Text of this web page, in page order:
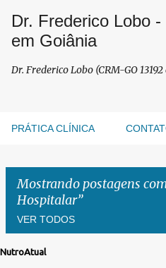
Pular para o
Dr. Frederico Lobo
em Goiânia
Dr. Frederico Lobo (CRM-GO 13192
PRÁTICA CLÍNICA
Mostrando postagens
Hospitalar
VER TODOS
NutroAtual